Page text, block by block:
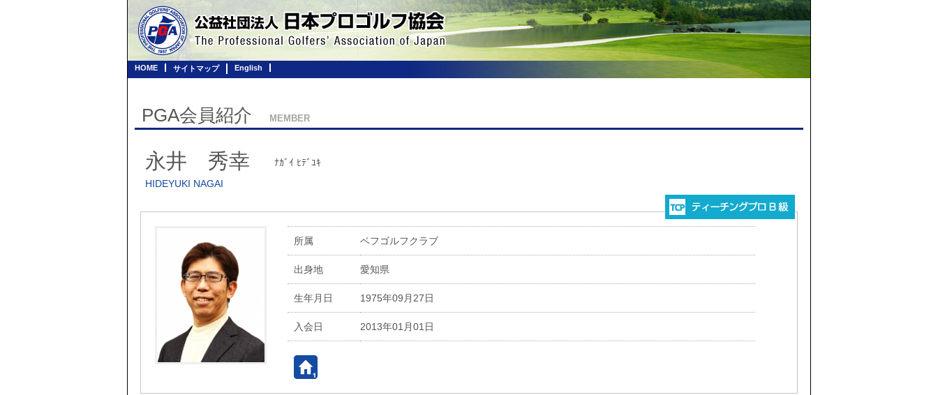
HOME サイトマップ English
PGA会員紹介 MEMBER
永井 秀幸
ﾅｶﾞｲ ﾋﾃﾞﾕｷ
HIDEYUKI NAGAI
所属 ベフゴルフクラブ
出身地 愛知県
生年月日 1975年09月27日
入会日 2013年01月01日